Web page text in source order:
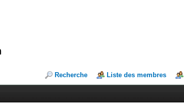
Recherche Liste des membres